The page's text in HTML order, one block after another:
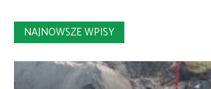
NAJNOWSZE WPISY